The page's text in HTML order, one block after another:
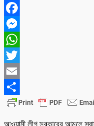
Facebook
Messenger
WhatsApp
Twitter
Email
Share
আওয়ামী লীগ সরকারের আমলে